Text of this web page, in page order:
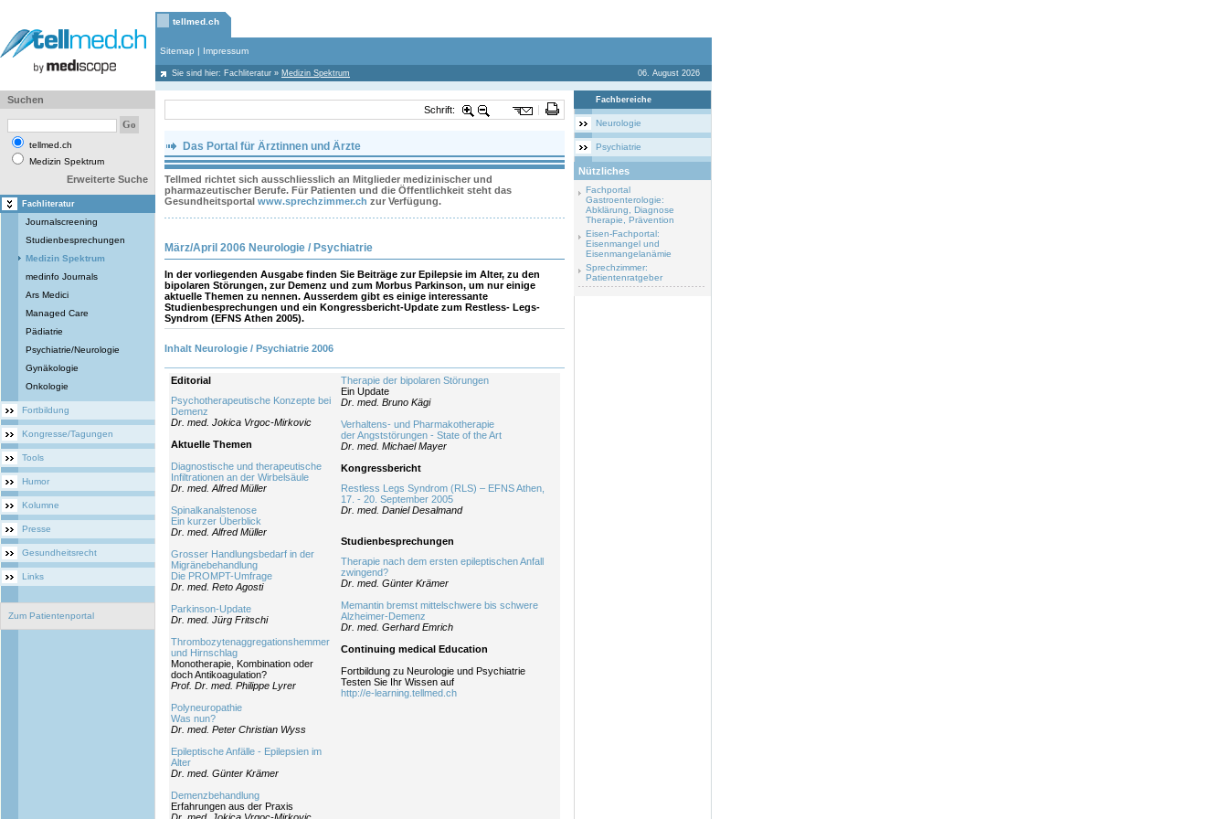
tellmed.ch
Sitemap | Impressum
Sie sind hier: Fachliteratur » Medizin Spektrum 06. August 2026
Suchen
tellmed.ch
Medizin Spektrum
Erweiterte Suche
Fachliteratur
Journalscreening
Studienbesprechungen
Medizin Spektrum
medinfo Journals
Ars Medici
Managed Care
Pädiatrie
Psychiatrie/Neurologie
Gynäkologie
Onkologie
Fortbildung
Kongresse/Tagungen
Tools
Humor
Kolumne
Presse
Gesundheitsrecht
Links
Zum Patientenportal
Schrift:
Das Portal für Ärztinnen und Ärzte
Tellmed richtet sich ausschliesslich an Mitglieder medizinischer und
pharmazeutischer Berufe. Für Patienten und die Öffentlichkeit steht das
Gesundheitsportal www.sprechzimmer.ch zur Verfügung.
März/April 2006 Neurologie / Psychiatrie
In der vorliegenden Ausgabe finden Sie Beiträge zur Epilepsie im Alter, zu den
bipolaren Störungen, zur Demenz und zum Morbus Parkinson, um nur einige
aktuelle Themen zu nennen. Ausserdem gibt es einige interessante
Studienbesprechungen und ein Kongressbericht-Update zum Restless- Legs-
Syndrom (EFNS Athen 2005).
Inhalt Neurologie / Psychiatrie 2006
Editorial
Psychotherapeutische Konzepte bei
Demenz
Dr. med. Jokica Vrgoc-Mirkovic
Aktuelle Themen
Diagnostische und therapeutische
Infiltrationen an der Wirbelsäule
Dr. med. Alfred Müller
Spinalkanalstenose
Ein kurzer Überblick
Dr. med. Alfred Müller
Grosser Handlungsbedarf in der
Migränebehandlung
Die PROMPT-Umfrage
Dr. med. Reto Agosti
Parkinson-Update
Dr. med. Jürg Fritschi
Thrombozytenaggregationshemmer
und Hirnschlag
Monotherapie, Kombination oder
doch Antikoagulation?
Prof. Dr. med. Philippe Lyrer
Polyneuropathie
Was nun?
Dr. med. Peter Christian Wyss
Epileptische Anfälle - Epilepsien im
Alter
Dr. med. Günter Krämer
Demenzbehandlung
Erfahrungen aus der Praxis
Therapie der bipolaren Störungen
Ein Update
Dr. med. Bruno Kägi
Verhaltens- und Pharmakotherapie
der Angststörungen - State of the Art
Dr. med. Michael Mayer
Kongressbericht
Restless Legs Syndrom (RLS) – EFNS Athen,
17. - 20. September 2005
Dr. med. Daniel Desalmand
Studienbesprechungen
Therapie nach dem ersten epileptischen Anfall
zwingend?
Dr. med. Günter Krämer
Memantin bremst mittelschwere bis schwere
Alzheimer-Demenz
Dr. med. Gerhard Emrich
Continuing medical Education
Fortbildung zu Neurologie und Psychiatrie
Testen Sie Ihr Wissen auf
http://e-learning.tellmed.ch
Fachbereiche
Neurologie
Psychiatrie
Nützliches
Fachportal
Gastroenterologie:
Abklärung, Diagnose
Therapie, Prävention
Eisen-Fachportal:
Eisenmangel und
Eisenmangelanämie
Sprechzimmer:
Patientenratgeber